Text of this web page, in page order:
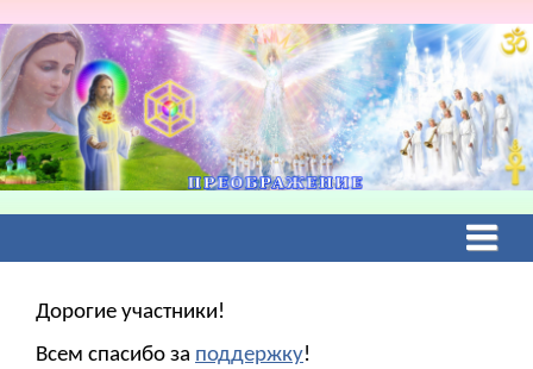
Дорогие участники!
Всем спасибо за поддержку!